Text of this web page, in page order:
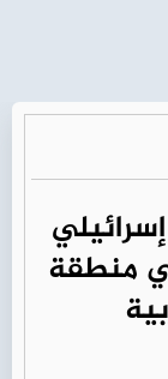
منطقة